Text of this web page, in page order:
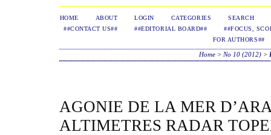
HOME ABOUT LOGIN CATEGORIES
SEARCH
##CONTACT US##
##EDITORIAL BOARD##
##FOCUS,
FOR AUTHORS##
Home > No 10 (2012) >
AGONIE DE LA MER
ALTIMETRES RADAR